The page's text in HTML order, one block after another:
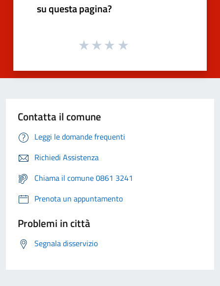
su questa pagina?
Contatta il comune
Leggi le domande frequenti
Richiedi Assistenza
Chiama il comune 0861 3241
Prenota un appuntamento
Problemi in città
Segnala disservizio